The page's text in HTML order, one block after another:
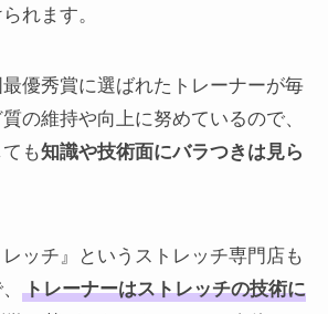
れます。
優秀賞に選ばれたトレーナーが毎
の維持や向上に努めているので、
も知識や技術面にバラつきは見ら
レッチ』というストレッチ専門店も
トレーナーはストレッチの技術に